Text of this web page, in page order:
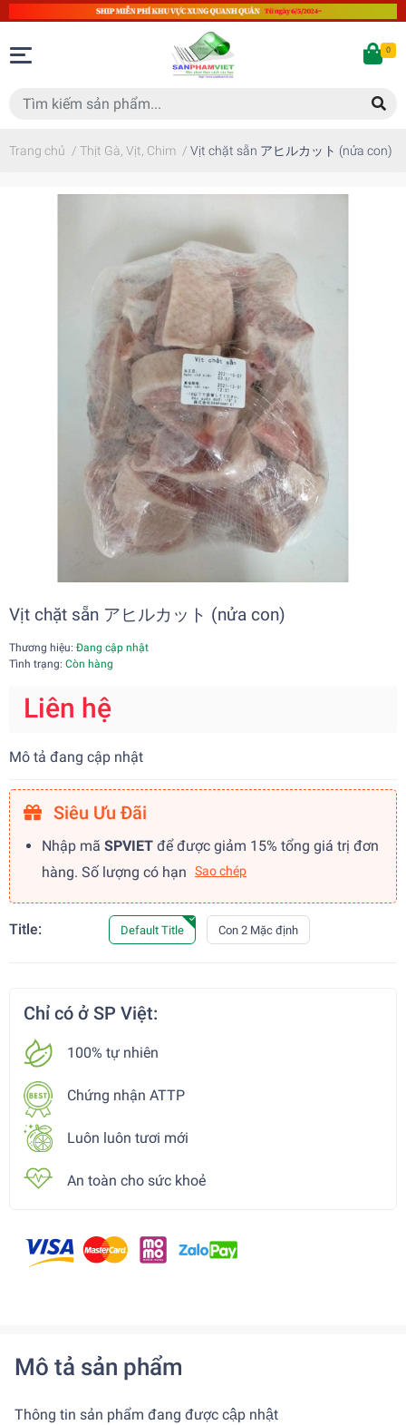
0
Trang chủ / Thịt Gà, Vịt, Chim / Vịt chặt sẵn アヒルカット (nửa con)
Vịt chặt sẵn アヒルカット (nửa con)
Thương hiệu: Đang cập nhật
Tình trạng: Còn hàng
Liên hệ
Mô tả đang cập nhật
Siêu Ưu Đãi
Nhập mã SPVIET để được giảm 15% tổng giá trị đơn
hàng. Số lượng có hạn
Sao chép
Title: Default Title Con 2 Mặc định
Chỉ có ở SP Việt:
100% tự nhiên
Chứng nhận ATTP
Luôn luôn tươi mới
An toàn cho sức khoẻ
Mô tả sản phẩm
Thông tin sản phẩm đang được cập nhật